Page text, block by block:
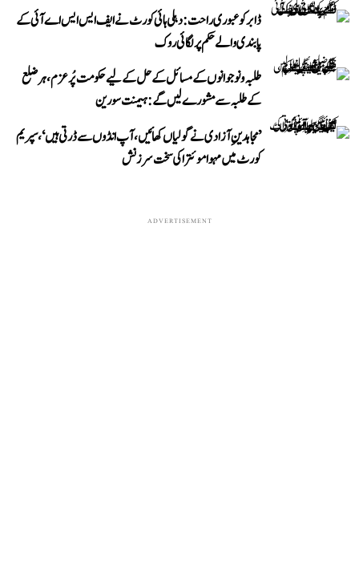
ڈابر کو عبوری راحت: دہلی ہائی کورٹ نے ایف ایس ایس اے آئی کے
پابندی والے حکم پر لگائی روک
طلبہ و نوجوانوں کے مسائل کے حل کے لیے حکومت پُرعزم، ہر ضلع
کے طلبہ سے مشورے لیں گے: ہیمنت سورین
’مجاہدینِ آزادی نے گولیاں کھائیں، آپ انڈوں سے ڈرتی ہیں‘، سپریم
کورٹ میں مہوا موئترا کی سخت سرزنش
ADVERTISEMENT